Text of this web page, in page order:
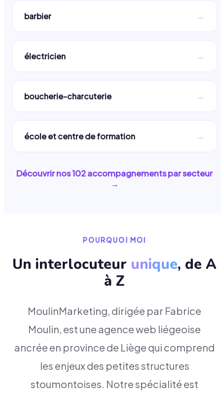
barbier →
électricien →
boucherie-charcuterie →
école et centre de formation →
Découvrir nos102accompagnements par secteur
→
POURQUOI MOI
Un interlocuteur unique, de A
à Z
MoulinMarketing, dirigée par Fabrice
Moulin, est une agence web liégeoise
ancrée en province de Liège qui comprend
les enjeux des petites structures
stoumontoises. Notre spécialité est